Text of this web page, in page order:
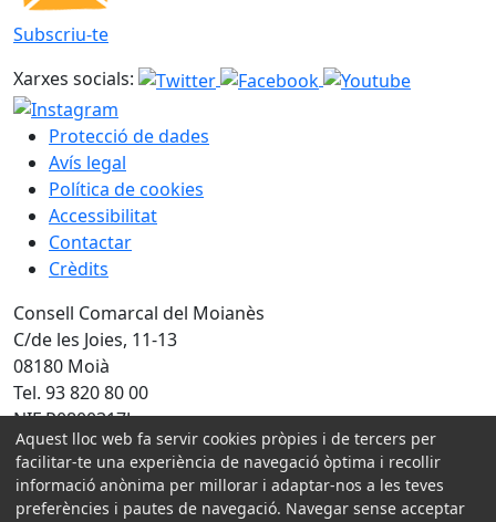
Subscriu-te
Xarxes socials:
Protecció de dades
Avís legal
Política de cookies
Accessibilitat
Contactar
Crèdits
Consell Comarcal del Moianès
C/de les Joies, 11-13
08180 Moià
Tel. 93 820 80 00
NIF P0800317J
Amb la col·laboració de:
Aquest lloc web fa servir cookies pròpies i de tercers per
facilitar-te una experiència de navegació òptima i recollir
informació anònima per millorar i adaptar-nos a les teves
preferències i pautes de navegació. Navegar sense acceptar